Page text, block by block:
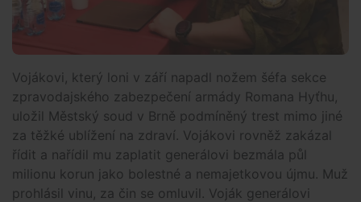
Vojákovi, který loni v září napadl nožem šéfa sekce
zpravodajského zabezpečení armády Romana Hyťhu,
uložil Městský soud v Brně podmíněný trest mimo jiné
za těžké ublížení na zdraví. Vojákovi rovněž zakázal
řídit a nařídil mu zaplatit generálovi bezmála půl
milionu korun jako bolestné a nemajetkovou újmu. Muž
prohlásil vinu, za čin se omluvil. Voják generálovi